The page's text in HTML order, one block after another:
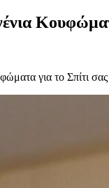
για το Σπίτι σας